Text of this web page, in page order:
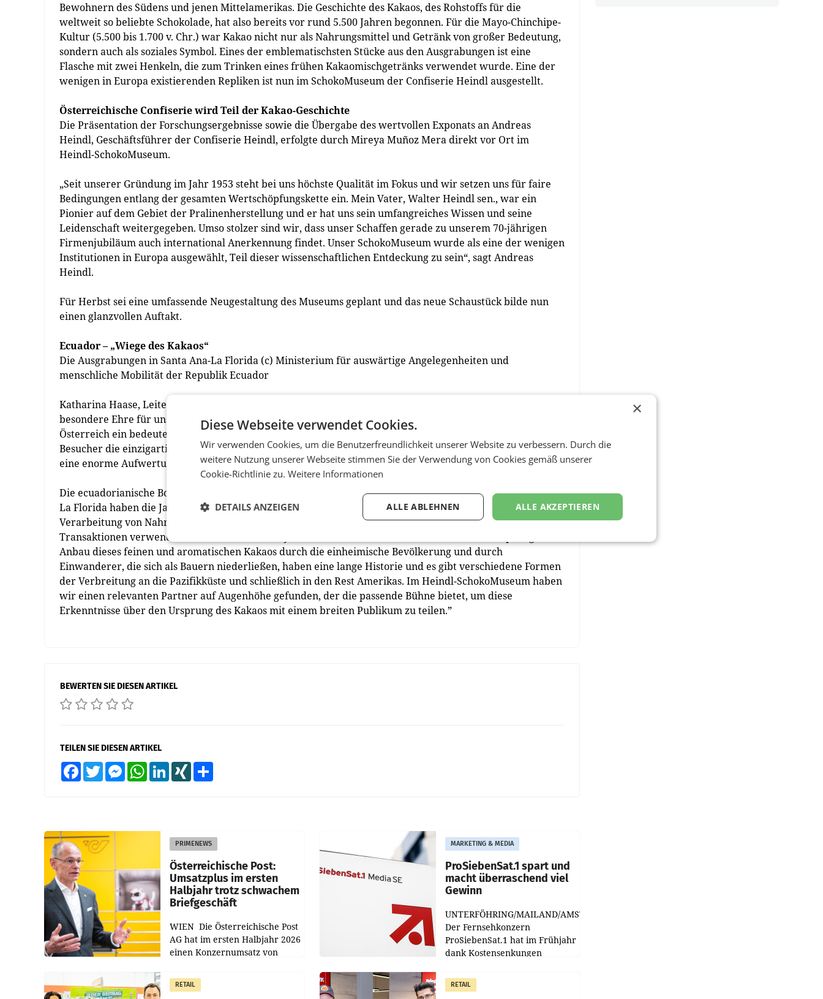
Bewohnern des Südens und jenen Mittelamerikas. Die Geschichte des Kakaos, des Rohstoffs für die
weltweit so beliebte Schokolade, hat also bereits vor rund 5.500 Jahren begonnen. Für die Mayo-Chinchipe-
Kultur (5.500 bis 1.700 v. Chr.) war Kakao nicht nur als Nahrungsmittel und Getränk von großer Bedeutung,
sondern auch als soziales Symbol. Eines der emblematischsten Stücke aus den Ausgrabungen ist eine
Flasche mit zwei Henkeln, die zum Trinken eines frühen Kakaomischgetränks verwendet wurde. Eine der
wenigen in Europa existierenden Repliken ist nun im SchokoMuseum der Confiserie Heindl ausgestellt.
Österreichische Confiserie wird Teil der Kakao-Geschichte
Die Präsentation der Forschungsergebnisse sowie die Übergabe des wertvollen Exponats an Andreas
Heindl, Geschäftsführer der Confiserie Heindl, erfolgte durch Mireya Muñoz Mera direkt vor Ort im
Heindl-SchokoMuseum.
„Seit unserer Gründung im Jahr 1953 steht bei uns höchste Qualität im Fokus und wir setzen uns für faire
Bedingungen entlang der gesamten Wertschöpfungskette ein. Mein Vater, Walter Heindl sen., war ein
Pionier auf dem Gebiet der Pralinenherstellung und er hat uns sein umfangreiches Wissen und seine
Leidenschaft weitergegeben. Umso stolzer sind wir, dass unser Schaffen gerade zu unserem 70-jährigen
Firmenjubiläum auch international Anerkennung findet. Unser SchokoMuseum wurde als eine der wenigen
Institutionen in Europa ausgewählt, Teil dieser wissenschaftlichen Entdeckung zu sein“, sagt Andreas
Heindl.
Für Herbst sei eine umfassende Neugestaltung des Museums geplant und das neue Schaustück bilde nun
einen glanzvollen Auftakt.
Ecuador – „Wiege des Kakaos“
Die Ausgrabungen in Santa Ana-La Florida (c) Ministerium für auswärtige Angelegenheiten und
menschliche Mobilität der Republik Ecuador
Katharina Haase, Leiterin des Heindl-SchokoMuseums, freut sich sehr über das neue Exponat: „Es ist eine
besondere Ehre für uns, mit der Replik dieses Kakao-Trinkgefäßes als bis dato einziges Museum in
Österreich ein bedeutendes Stück der weltweiten Kulturgeschichte ausstellen zu dürfen. So haben unsere
Besucher die einzigartige Möglichkeit, hautnah in die faszinierende Kakao-Geschichte einzutauchen. Das ist
eine enorme Aufwertung für unser Museum.“
Die ecuadorianische Botschafterin fügt hinzu: „Die archäologischen Beweise der Forschungen in Santa Ana -
La Florida haben die Jahrtausende alte gesellschaftliche Nutzung von Kakao bestätigt. Er wurde für die
Verarbeitung von Nahrungsmitteln und Getränken, als natürliches Heilmittel und Mittel für kommerzielle
Transaktionen verwendet. Zudem hatte Kakao symbolischen und identitätsstiftenden Wert. Ursprung und
Anbau dieses feinen und aromatischen Kakaos durch die einheimische Bevölkerung und durch
Einwanderer, die sich als Bauern niederließen, haben eine lange Historie und es gibt verschiedene Formen
der Verbreitung an die Pazifikküste und schließlich in den Rest Amerikas. Im Heindl-SchokoMuseum haben
wir einen relevanten Partner auf Augenhöhe gefunden, der die passende Bühne bietet, um diese
Erkenntnisse über den Ursprung des Kakaos mit einem breiten Publikum zu teilen.”
BEWERTEN SIE DIESEN ARTIKEL
TEILEN SIE DIESEN ARTIKEL
FacebookTwitter MessengerWhatsAppLinkedInXING
PRIMENEWS
Österreichische Post:
Umsatzplus im ersten
Halbjahr trotz schwachem
Briefgeschäft
WIEN Die Österreichische Post
AG hat im ersten Halbjahr 2026
einen Konzernumsatz von
erwirtschaftet, was einem Plus
von 3,8 Prozent gegenüber
MARKETING & MEDIA
ProSiebenSat.1 spart und
macht überraschend viel
Gewinn
UNTERFÖHRING/MAILAND/AMSTERDAM.
Der Fernsehkonzern
ProSiebenSat.1 hat im Frühjahr
dank Kostensenkungen
gemacht und die
Markterwartung deutlich
RETAIL RETAIL
×
Diese Webseite verwendet Cookies.
Wir verwenden Cookies, um die Benutzerfreundlichkeit unserer Website zu verbessern. Durch die
weitere Nutzung unserer Webseite stimmen Sie der Verwendung von Cookies gemäß unserer
Cookie-Richtlinie zu. Weitere Informationen
ALLE AKZEPTIEREN
ALLE ABLEHNEN
DETAILS ANZEIGEN